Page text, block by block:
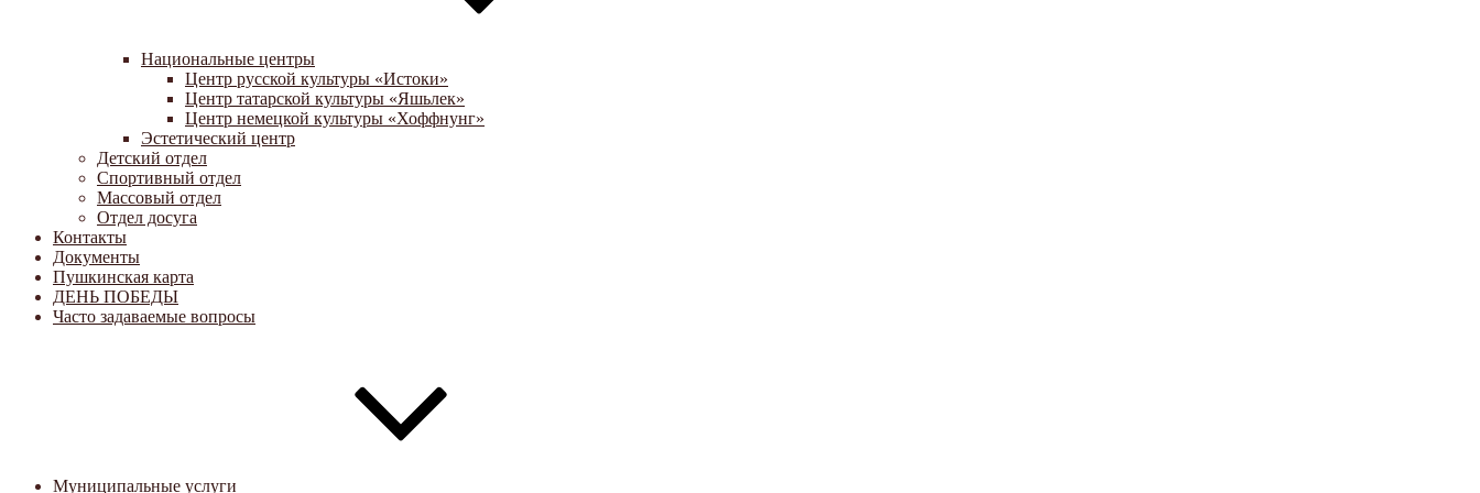
Национальные центры
Центр русской культуры «Истоки»
Центр татарской культуры «Яшьлек»
Центр немецкой культуры «Хоффнунг»
Эстетический центр
Детский отдел
Спортивный отдел
Массовый отдел
Отдел досуга
Контакты
Документы
Пушкинская карта
ДЕНЬ ПОБЕДЫ
Часто задаваемые вопросы
Муниципальные услуги